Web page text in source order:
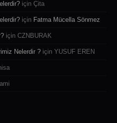
içinÇita
için Fatma Mücella Sönmez
içinCZNBURAK
Nelerdir ? için YUSUF EREN